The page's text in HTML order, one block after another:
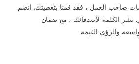
صاحب العمل ، فقد قمنا بتغطيتك. انضم
نشر الكلمة لأصدقائك ، مع ضمان
والرؤى القيمة.